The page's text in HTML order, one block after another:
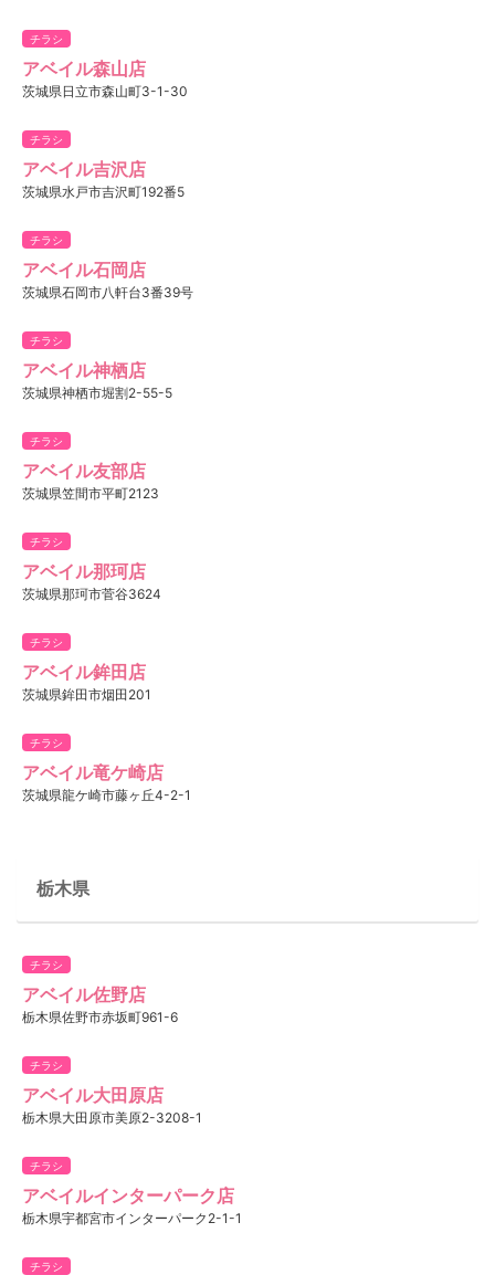
チラシ
アベイル森山店
茨城県日立市森山町3-1-30
チラシ
アベイル吉沢店
茨城県水戸市吉沢町192番5
チラシ
アベイル石岡店
茨城県石岡市八軒台3番39号
チラシ
アベイル神栖店
茨城県神栖市堀割2-55-5
チラシ
アベイル友部店
茨城県笠間市平町2123
チラシ
アベイル那珂店
茨城県那珂市菅谷3624
チラシ
アベイル鉾田店
茨城県鉾田市烟田201
チラシ
アベイル竜ケ崎店
茨城県龍ケ崎市藤ヶ丘4-2-1
栃木県
チラシ
アベイル佐野店
栃木県佐野市赤坂町961-6
チラシ
アベイル大田原店
栃木県大田原市美原2-3208-1
チラシ
アベイルインターパーク店
栃木県宇都宮市インターパーク2-1-1
チラシ